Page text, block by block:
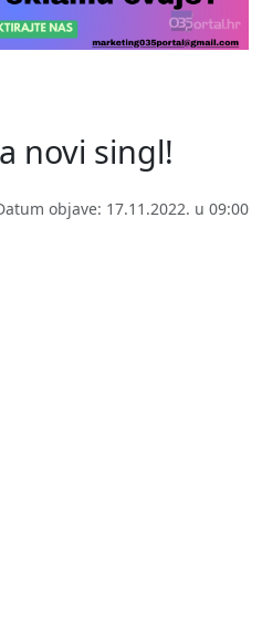
novi singl!
objave: 17.11.2022. u 09:00